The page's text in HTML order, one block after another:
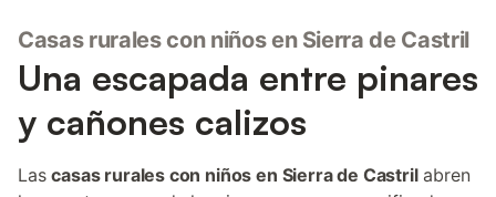
Casas rurales con niños en Sierra de Castril
Una escapada entre pinares
y cañones calizos
Lascasas rurales con niños en Sierra de Castrilabren